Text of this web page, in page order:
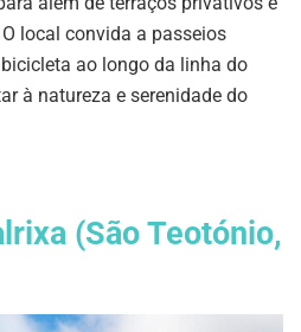
local convida a passeios
ao longo da linha do
à natureza e serenidade do
(São Teotónio,